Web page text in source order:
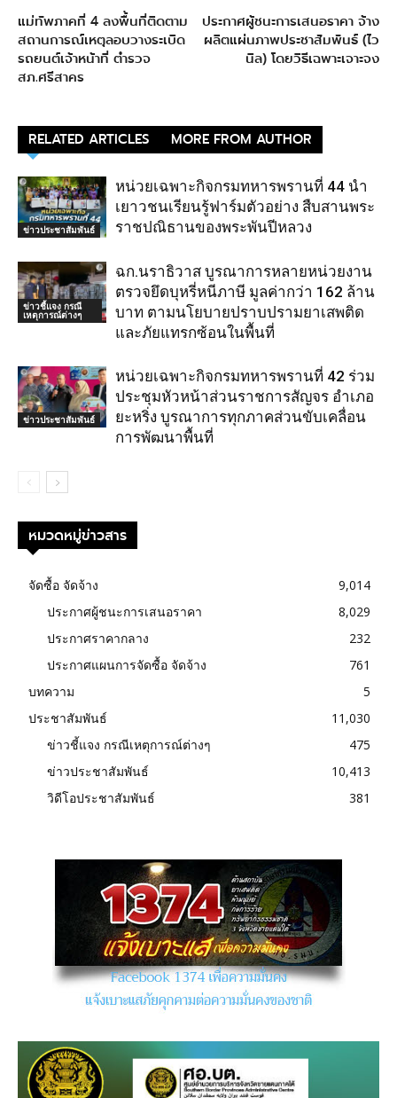
แม่ทัพภาคที่ 4 ลงพื้นที่ติดตาม
สถานการณ์เหตุลอบวางระเบิด
รถยนต์เจ้าหน้าที่ ตำรวจ
สภ.ศรีสาคร
ประกาศผู้ชนะการเสนอราคา จ้าง
ผลิตแผ่นภาพประชาสัมพันธ์ (ไว
นิล) โดยวิธีเฉพาะเจาะจง
RELATED ARTICLES MORE FROM AUTHOR
ข่าวประชาสัมพันธ์
หน่วยเฉพาะกิจกรมทหารพรานที่ 44 นำ
เยาวชนเรียนรู้ฟาร์มตัวอย่าง สืบสานพระ
ราชปณิธานของพระพันปีหลวง
ข่าวชี้แจง กรณี
เหตุการณ์ต่างๆ
ฉก.นราธิวาส บูรณาการหลายหน่วยงาน
ตรวจยึดบุหรี่หนีภาษี มูลค่ากว่า 162 ล้าน
บาท ตามนโยบายปราบปรามยาเสพติด
และภัยแทรกซ้อนในพื้นที่
ข่าวประชาสัมพันธ์
หน่วยเฉพาะกิจกรมทหารพรานที่ 42 ร่วม
ประชุมหัวหน้าส่วนราชการสัญจร อำเภอ
ยะหริ่ง บูรณาการทุกภาคส่วนขับเคลื่อน
การพัฒนาพื้นที่
หมวดหมู่ข่าวสาร
จัดซื้อ จัดจ้าง
9,014
ประกาศผู้ชนะการเสนอราคา
8,029
ประกาศราคากลาง
232
ประกาศแผนการจัดซื้อ จัดจ้าง
761
บทความ
5
ประชาสัมพันธ์
11,030
ข่าวชี้แจง กรณีเหตุการณ์ต่างๆ
475
ข่าวประชาสัมพันธ์
10,413
วิดีโอประชาสัมพันธ์
381